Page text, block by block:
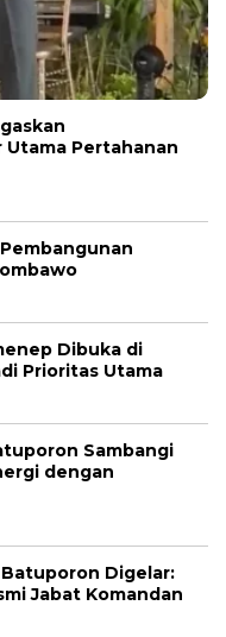
Utama Pertahanan
Dibuka di
Prioritas Utama
Sambangi
dengan
Digelar:
Jabat Komandan